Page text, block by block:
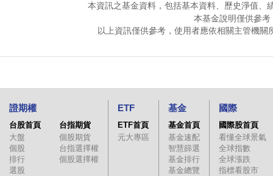
本資訊之基金資料，包括基本資料、歷史淨值、
本基金說明僅供參
以上資訊僅供參考，使用者應依相關主管機
證期權
台股首頁
大盤
個股
排行
選股
台指期貨
個股期貨
台指選擇權
個股選擇權
ETF
ETF首頁
元大專區
基金
基金首頁
基金速配
智慧篩選
基金排行
基金總覽
國際
國際股首頁
看懂全球景氣
全球指數
全球漲跌
指標看股市